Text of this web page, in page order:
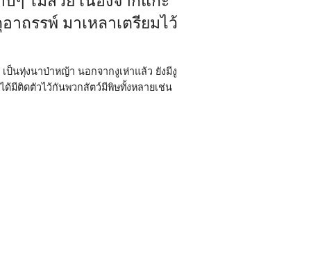
ถรรพ์ มาเหลาเตรียมไว้
ป็นทุ่งนาป่าหญ้า นอกจากงูเห่าแล้ว ยังมีงู
ด้มีติดตัวไว้กันพวกสัตว์มีพิษทั้งหลายเช่น